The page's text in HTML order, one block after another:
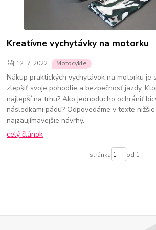
Kreatívne vychytávky na motorku
12. 7. 2022 Motocykle
Nákup praktických vychytávok na motorku je
zlepšiť svoje pohodlie a bezpečnosť jazdy.
najlepší na trhu? Ako jednoducho ochrániť
následkami pádu? Odpovedáme v texte
najzaujímavejšie návrhy.
celý článok
stránka od 1